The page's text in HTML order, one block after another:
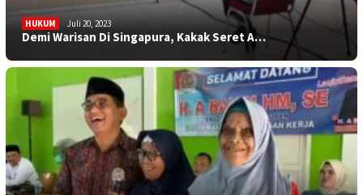
HUKUM Juli 20, 2023
Demi Warisan Di Singapura, Kakak Seret A…